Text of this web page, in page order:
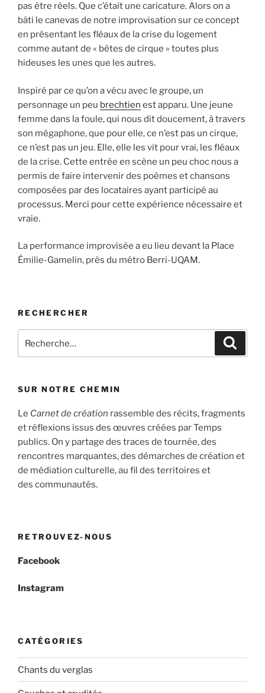
pas être réels. Que c’était une caricature. Alors on a
bâti le canevas de notre improvisation sur ce concept
en présentant les fléaux de la crise du logement
comme autant de « bêtes de cirque » toutes plus
hideuses les unes que les autres.
Inspiré par ce qu’on a vécu avec le groupe, un
personnage un peu brechtien est apparu. Une jeune
femme dans la foule, qui nous dit doucement, à travers
son mégaphone, que pour elle, ce n’est pas un cirque,
ce n’est pas un jeu. Elle, elle les vit pour vrai, les fléaux
de la crise. Cette entrée en scène un peu choc nous a
permis de faire intervenir des poèmes et chansons
composées par des locataires ayant participé au
processus. Merci pour cette expérience nécessaire et
vraie.
La performance improvisée a eu lieu devant la Place
Émilie-Gamelin, près du métro Berri-UQAM.
RECHERCHER
pour
SUR NOTRE CHEMIN
Le Carnet de création rassemble des récits, fragments
et réflexions issus des œuvres créées par Temps
publics. On y partage des traces de tournée, des
rencontres marquantes, des démarches de création et
de médiation culturelle, au fil des territoires et
des communautés.
RETROUVEZ-NOUS
Facebook
Instagram
CATÉGORIES
Chants du verglas